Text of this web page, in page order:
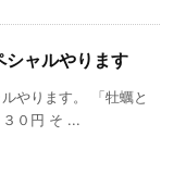
シャルやります
やります。 「牡蠣と
０円 そ ...